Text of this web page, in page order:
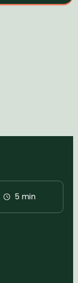
5 min